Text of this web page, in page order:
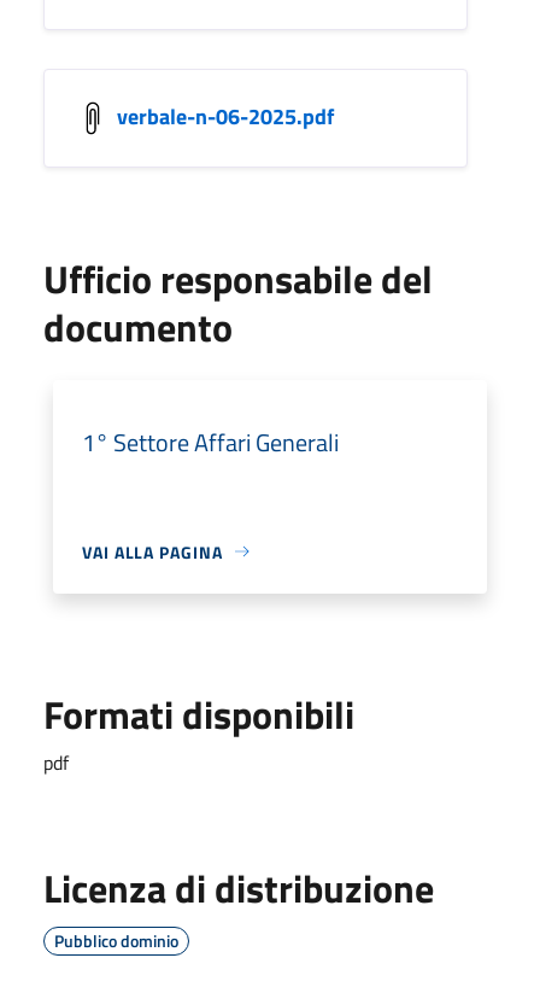
verbale-n-06-2025.pdf
Ufficio responsabile del
documento
1° Settore Affari Generali
VAI ALLA PAGINA
Formati disponibili
pdf
Licenza di distribuzione
Pubblico dominio